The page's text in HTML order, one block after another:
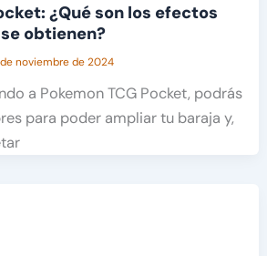
¿Qué son los efectos
obtienen?
noviembre de 2024
a Pokemon TCG Pocket, podrás
para poder ampliar tu baraja y,